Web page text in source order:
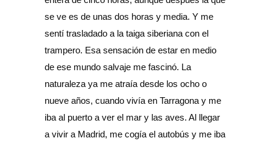
se ve es de unas dos horas y media. Y me
sentí trasladado a la taiga siberiana con el
trampero. Esa sensación de estar en medio
de ese mundo salvaje me fascinó. La
naturaleza ya me atraía desde los ocho o
nueve años, cuando vivía en Tarragona y me
iba al puerto a ver el mar y las aves. Al llegar
a vivir a Madrid, me cogía el autobús y me iba